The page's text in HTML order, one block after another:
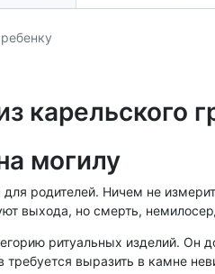
карельского
могилу
родителей. Ничем не
выхода, но смерть,
ритуальных изделий. Он
требуется выразить в камне